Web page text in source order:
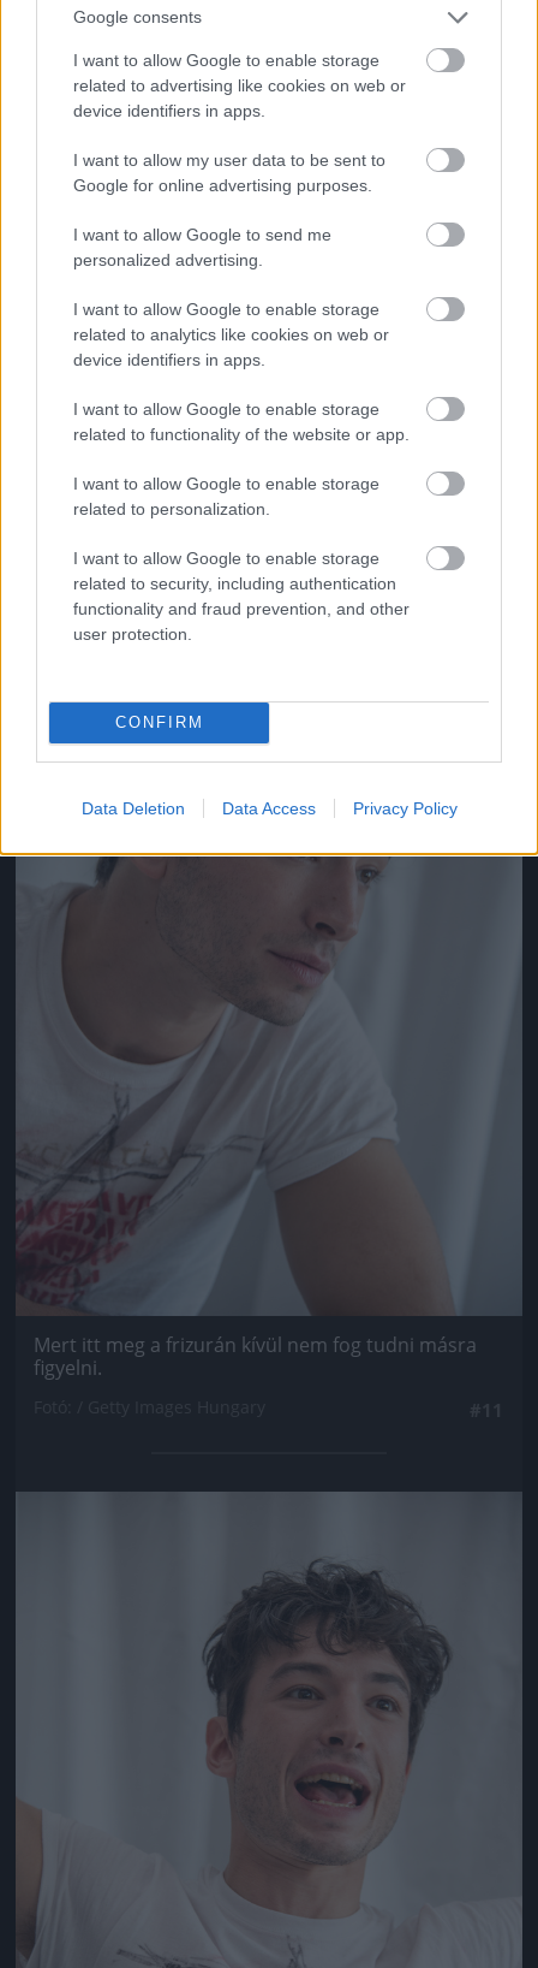
Google consents
I want to allow Google to enable storage
related to advertising like cookies on web or
device identifiers in apps.
I want to allow my user data to be sent to
Google for online advertising purposes.
I want to allow Google to send me
personalized advertising.
I want to allow Google to enable storage
related to analytics like cookies on web or
device identifiers in apps.
I want to allow Google to enable storage
related to functionality of the website or app.
I want to allow Google to enable storage
related to personalization.
I want to allow Google to enable storage
related to security, including authentication
functionality and fraud prevention, and other
user protection.
CONFIRM
Data Deletion Data Access Privacy Policy
Reméljük, ezt a borzasztóan szigorú bőrnadrágot jól
megnézte az előző fotón!
Jön még kép!
Mert itt meg a frizurán kívül nem fog tudni másra
figyelni.